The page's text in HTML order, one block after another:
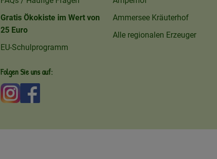
Gratis Ökokiste im Wert von
25 Euro
EU-Schulprogramm
Ammersee Kräuterhof
Alle regionalen Erzeuger
Folgen Sie uns auf:
Externer Link zu https://www.instagram.com/